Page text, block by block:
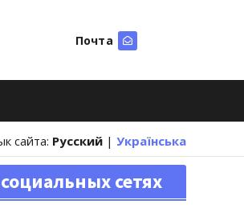
Почта
сайта: Русский | Українська
сетях